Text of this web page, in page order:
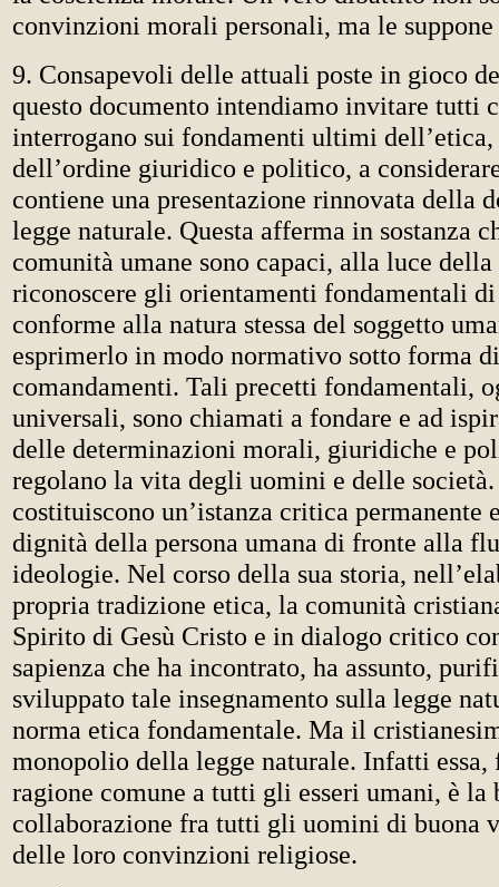
convinzioni morali personali, ma le
9. Consapevoli delle attuali poste in gioco
questo documento intendiamo invitare tutti
interrogano sui fondamenti ultimi dell’etica,
dell’ordine giuridico e politico, a
contiene una presentazione rinnovata della
legge naturale. Questa afferma in sostanza
comunità umane sono capaci, alla luce
riconoscere gli orientamenti fondamentali
conforme alla natura stessa del soggetto
esprimerlo in modo normativo sotto forma
comandamenti. Tali precetti fondamentali,
universali, sono chiamati a fondare e ad
delle determinazioni morali, giuridiche e
regolano la vita degli uomini e delle società.
costituiscono un’istanza critica permanente
dignità della persona umana di fronte alla
ideologie. Nel corso della sua storia,
propria tradizione etica, la comunità
Spirito di Gesù Cristo e in dialogo critico
sapienza che ha incontrato, ha assunto,
sviluppato tale insegnamento sulla legge
norma etica fondamentale. Ma il
monopolio della legge naturale. Infatti essa,
ragione comune a tutti gli esseri umani, è la
collaborazione fra tutti gli uomini di buona
delle loro convinzioni religiose.